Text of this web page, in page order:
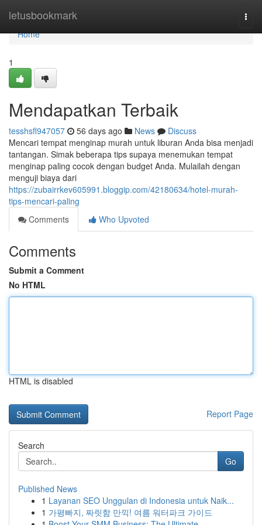
letusbookmark
Home
Home
1
Mendapatkan Terbaik
tesshsfl947057 56 days ago News
Discuss
Mencari tempat menginap murah untuk liburan Anda bisa menjadi
tantangan. Simak beberapa tips supaya menemukan tempat
menginap paling cocok dengan budget Anda. Mulailah dengan
menguji biaya dari
https://zubairrkev605991.bloggip.com/42180634/hotel-murah-
tips-mencari-paling
Comments
Who Upvoted
Comments
Submit a Comment
No HTML
HTML is disabled
Report Page
Search
Go
Published News
1 Layanan SEO Unggulan di Indonesia untuk Naik...
1 가평빠지, 짜릿함 만끽! 여름 워터파크 가이드